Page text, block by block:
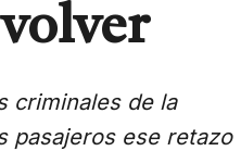
criminales de la
pasajeros ese retazo